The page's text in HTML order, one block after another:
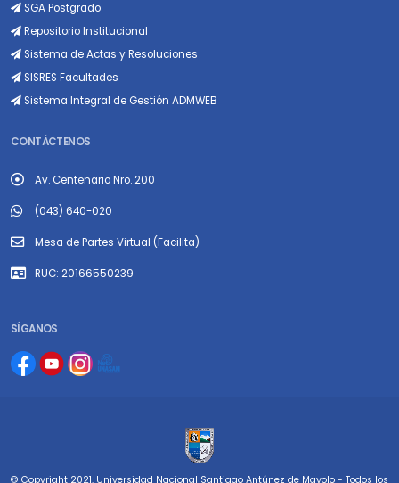
SGA Postgrado
Repositorio Institucional
Sistema de Actas y Resoluciones
SISRES Facultades
Sistema Integral de Gestión ADMWEB
CONTÁCTENOS
Av. Centenario Nro. 200
(043) 640-020
Mesa de Partes Virtual (Facilita)
RUC: 20166550239
SÍGANOS
© Copyright 2021. Universidad Nacional Santiago Antúnez de Mayolo - Todos los